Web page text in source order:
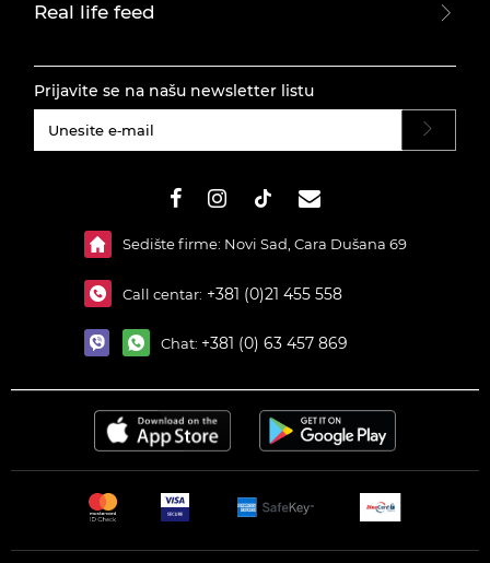
Real life feed
Prijavite se na našu newsletter listu
Sedište firme: Novi Sad, Cara Dušana 69
Call centar: +381 (0)21 455 558
Chat: +381 (0) 63 457 869